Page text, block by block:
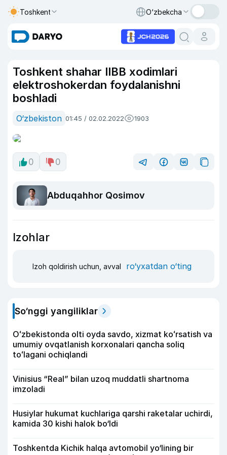
Toshkent O‘zbekcha
Toshkent shahar IIBB xodimlari
elektroshokerdan foydalanishni
boshladi
O‘zbekiston 01:45 / 02.02.2022 1903
0 0
Abduqahhor Qosimov
Izohlar
Izoh qoldirish uchun, avval ro‘yxatdan o‘ting
So‘nggi yangiliklar
Oʻzbekistonda olti oyda savdo, xizmat koʻrsatish va
umumiy ovqatlanish korxonalari qancha soliq
toʻlagani ochiqlandi
Vinisius “Real” bilan uzoq muddatli shartnoma
imzoladi
Husiylar hukumat kuchlariga qarshi raketalar uchirdi,
kamida 30 kishi halok bo‘ldi
Toshkentda Kichik halqa avtomobil yo‘lining bir